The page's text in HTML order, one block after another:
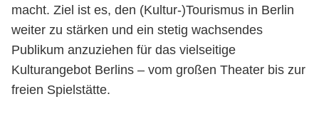
macht. Ziel ist es, den (Kultur-)Tourismus in Berlin
weiter zu stärken und ein stetig wachsendes
Publikum anzuziehen für das vielseitige
Kulturangebot Berlins – vom großen Theater bis zur
freien Spielstätte.